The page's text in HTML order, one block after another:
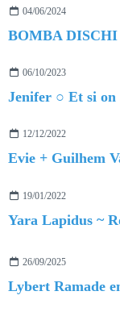
04/06/2024
06/10/2023
Jenifer ○ Et si on
12/12/2022
Evie + Guilhem
19/01/2022
Yara Lapidus ~
26/09/2025
Lybert Ramade